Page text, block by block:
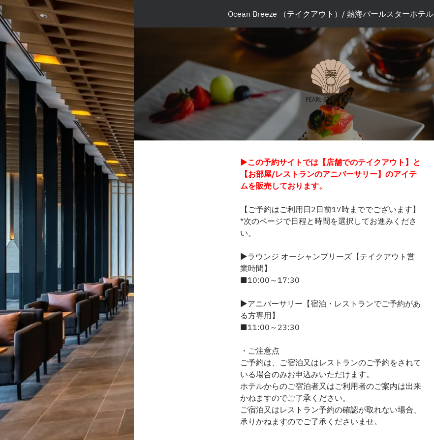
Ocean Breeze （テイクアウト）/ 熱海パールスターホテル
▶この予約サイトでは【店舗でのテイクアウト】と
【お部屋/レストランのアニバーサリー】のアイテ
ムを販売しております。
【ご予約はご利用日2日前17時まででございます】
*次のページで日程と時間を選択してお進みくださ
い。
▶ラウンジ オーシャンブリーズ【テイクアウト営
業時間】
■10:00～17:30
▶アニバーサリー【宿泊・レストランでご予約があ
る方専用】
■11:00～23:30
・ご注意点
ご予約は、ご宿泊又はレストランのご予約をされて
いる場合のみお申込みいただけます。
ホテルからのご宿泊者又はご利用者のご案内は出来
かねますのでご了承ください。
ご宿泊又はレストラン予約の確認が取れない場合、
承りかねますのでご了承くださいませ。